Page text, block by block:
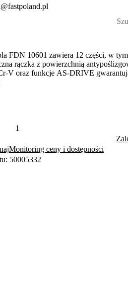
FDN 10601 zawiera 12 części, w
rączka z powierzchnią
V oraz funkcje AS-DRIVE
Monitoring ceny i dostępności
50005332